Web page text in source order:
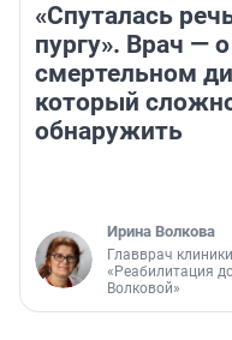
«Спуталась
пургу». Врач — о
смертельном
который
обнаружить
Ирина Волкова
Главврач клиники
«Реабилитация
Волковой»